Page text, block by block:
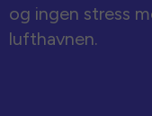
og ingen stress
lufthavnen.